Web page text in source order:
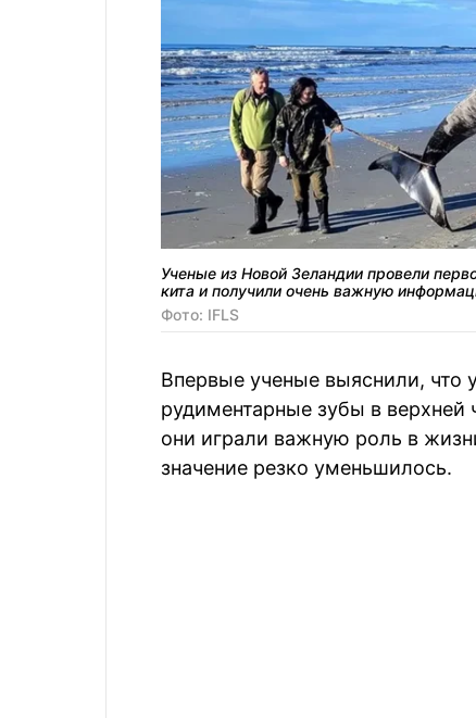
Ученые из Новой Зеландии провели
кита и получили очень важную
Фото: IFLS
Впервые ученые выяснили, что
рудиментарные зубы в
они играли важную роль в
значение резко уменьшилось.